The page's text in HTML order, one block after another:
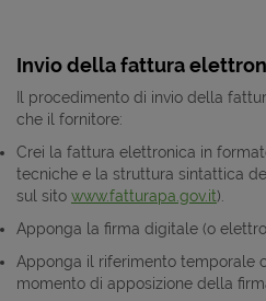
Invio della fattura
Il procedimento di invio della
che il fornitore:
Crei la fattura elettronica in
tecniche e la struttura sintattica
sul sito www.fatturapa.gov.it).
Apponga la firma digitale (o
Apponga il riferimento temporale
momento di apposizione della